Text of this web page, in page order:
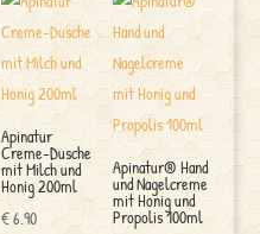
Apinatur
Creme-Dusche
mit Milch und
Honig 200ml
€6.90
Apinatur® Hand
und Nagelcreme
mit Honig und
Propolis 100ml